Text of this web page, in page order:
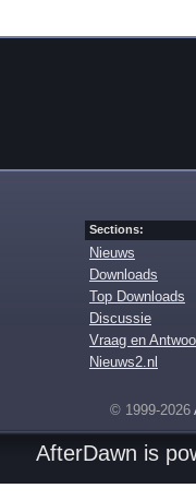
Sections:
Nieuws
Downloads
Top Downloads
Discussie
Vraag en
Nieuws2.nl
© 1999-2026
AfterDawn is